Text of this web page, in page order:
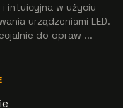
intuicyjna w użyciu
urządzeniami LED.
do opraw ...